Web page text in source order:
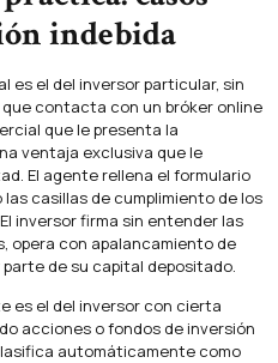
indebida
es el del inversor particular, sin
contacta con un bróker online
que le presenta la
ventaja exclusiva que le
El agente rellena el formulario
casillas de cumplimiento de los
inversor firma sin entender las
opera con apalancamiento de
parte de su capital depositado.
es el del inversor con cierta
acciones o fondos de inversión
automáticamente como